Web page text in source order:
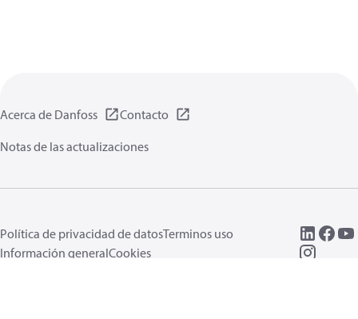
Acerca de Danfoss
Contacto
Notas de las actualizaciones
Política de privacidad de datosTerminos uso
Información generalCookies